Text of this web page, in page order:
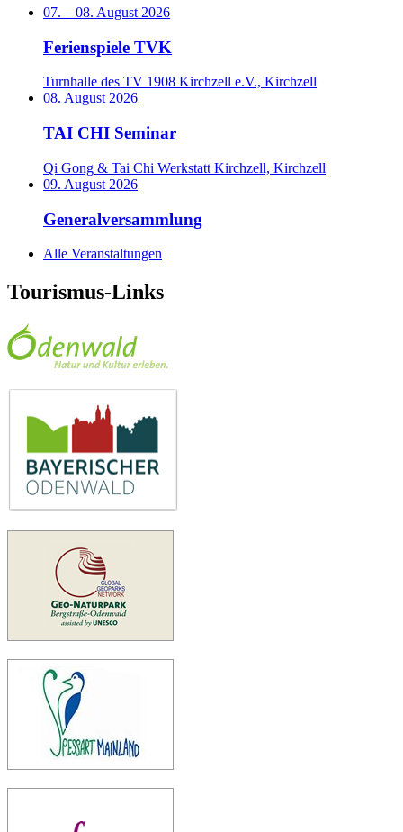
07. – 08. August 2026
Ferienspiele TVK
Turnhalle des TV 1908 Kirchzell e.V., Kirchzell
08. August 2026
TAI CHI Seminar
Qi Gong & Tai Chi Werkstatt Kirchzell, Kirchzell
09. August 2026
Generalversammlung
Alle Veranstaltungen
Tourismus-Links